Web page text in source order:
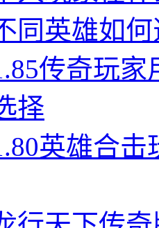
同英雄如
传奇玩
择
英雄合